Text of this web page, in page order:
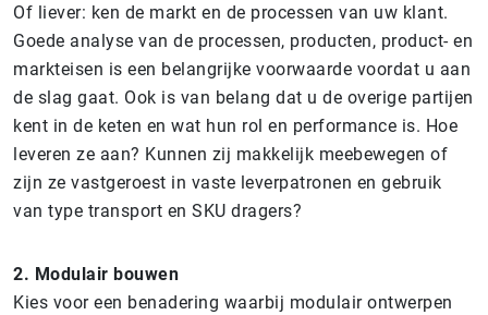
Of liever: ken de markt en de processen van uw klant.
Goede analyse van de processen, producten, product- en
markteisen is een belangrijke voorwaarde voordat u aan
de slag gaat. Ook is van belang dat u de overige partijen
kent in de keten en wat hun rol en performance is. Hoe
leveren ze aan? Kunnen zij makkelijk meebewegen of
zijn ze vastgeroest in vaste leverpatronen en gebruik
van type transport en SKU dragers?
2. Modulair bouwen
Kies voor een benadering waarbij modulair ontwerpen